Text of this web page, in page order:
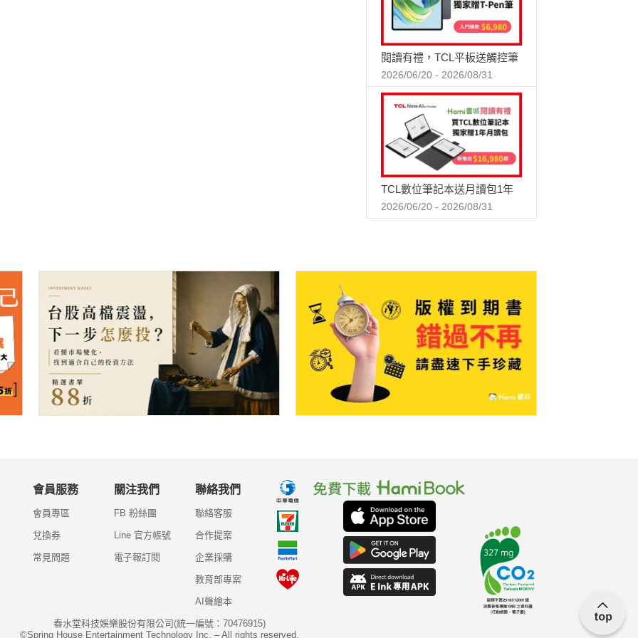
閱讀有禮，TCL平板送觸控筆
2026/06/20 - 2026/08/31
TCL數位筆記本送月讀包1年
2026/06/20 - 2026/08/31
會員服務
會員專區
兌換券
常見問題
關注我們
FB 粉絲團
Line 官方帳號
電子報訂閱
聯絡我們
聯絡客服
合作提案
企業採購
教育部專案
AI聲繪本
春水堂科技娛樂股份有限公司(統一編號：70476915)
©Spring House Entertainment Technology Inc. – All rights reserved.